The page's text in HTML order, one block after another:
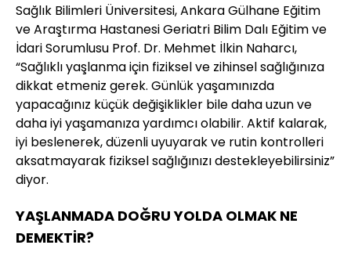
Sağlık Bilimleri Üniversitesi, Ankara Gülhane Eğitim
ve Araştırma Hastanesi Geriatri Bilim Dalı Eğitim ve
İdari Sorumlusu Prof. Dr. Mehmet İlkin Naharcı,
“Sağlıklı yaşlanma için fiziksel ve zihinsel sağlığınıza
dikkat etmeniz gerek. Günlük yaşamınızda
yapacağınız küçük değişiklikler bile daha uzun ve
daha iyi yaşamanıza yardımcı olabilir. Aktif kalarak,
iyi beslenerek, düzenli uyuyarak ve rutin kontrolleri
aksatmayarak fiziksel sağlığınızı destekleyebilirsiniz”
diyor.
YAŞLANMADA DOĞRU YOLDA OLMAK NE
DEMEKTİR?